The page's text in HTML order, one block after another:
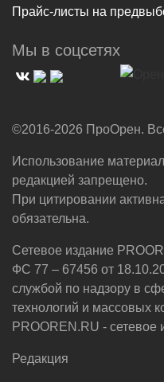
Прайс-листы на
Мы в соцсетях
©2016-2026 ПроОрен.
Использование
редакцией запрещено.
При цитировании
обязательна.
Сетевое издание
ФС 77 – 67456 от
службой по надзору в
технологий и массовых
PROOREN.RU - сетевое
Редакция